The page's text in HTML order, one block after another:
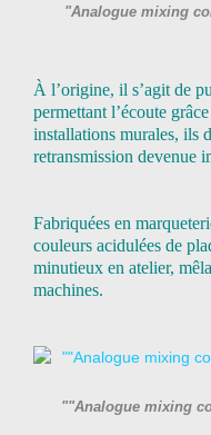
"Analogue mixing
À l’origine, il s’agit de
permettant l’écoute
installations murales, ils
retransmission devenue
Fabriquées en
couleurs acidulées de
minutieux en atelier,
machines.
""Analogue mixing